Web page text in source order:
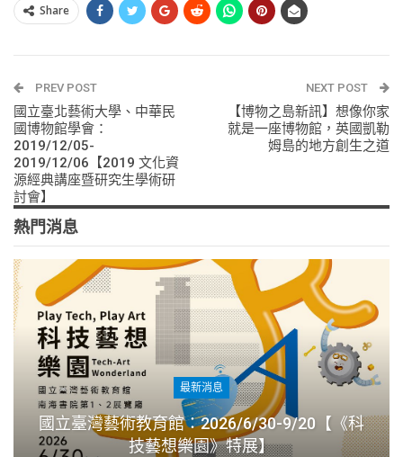
Share
PREV POST
國立臺北藝術大學、中華民
國博物館學會：
2019/12/05-
2019/12/06【2019 文化資
源經典講座暨研究生學術研
討會】
NEXT POST
【博物之島新訊】想像你家
就是一座博物館，英國凱勒
姆島的地方創生之道
熱門消息
最新消息
國立臺灣藝術教育館：2026/6/30-9/20【《科
技藝想樂園》特展】